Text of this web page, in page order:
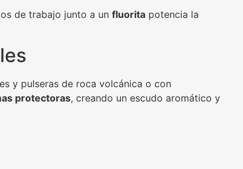
de trabajo junto a un fluoritapotencia la
y pulseras de roca volcánica o con
protectoras, creando un escudo aromático y